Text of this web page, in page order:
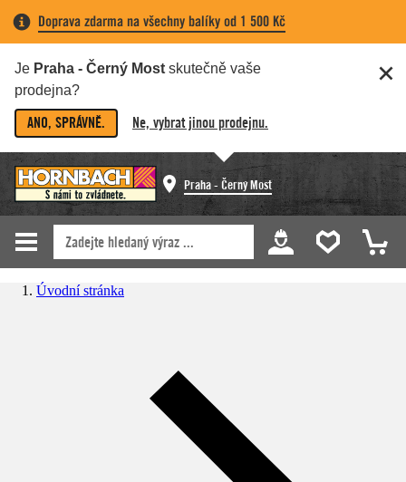
Doprava zdarma na všechny balíky od 1 500 Kč
Je Praha - Černý Most skutečně vaše
prodejna?
ANO, SPRÁVNĚ. Ne, vybrat jinou prodejnu.
Praha - Černý Most
Úvodní stránka